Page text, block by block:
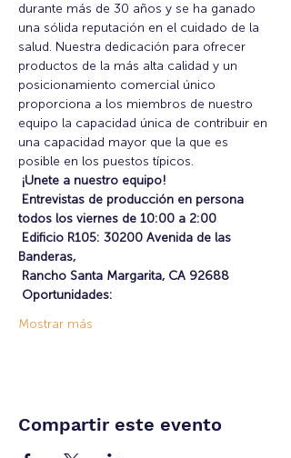
durante más de 30 años y se ha ganado
una sólida reputación en el cuidado de la
salud. Nuestra dedicación para ofrecer
productos de la más alta calidad y un
posicionamiento comercial único
proporciona a los miembros de nuestro
equipo la capacidad única de contribuir en
una capacidad mayor que la que es
posible en los puestos típicos.
¡Unete a nuestro equipo!
Entrevistas de producción en persona
todos los viernes de 10:00 a 2:00
Edificio R105: 30200 Avenida de las
Banderas,
Rancho Santa Margarita, CA 92688
Oportunidades:
Mostrar más
Compartir este evento